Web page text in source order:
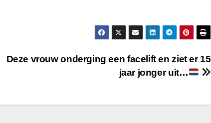
Deze vrouw onderging een facelift en ziet er 15
jaar jonger uit…